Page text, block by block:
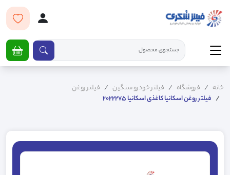
خانه فروشگاه فیلتر خودرو سنگین
فیلتر روغن
فیلتر روغن اسکانیا کاغذی اسکانیا 2022275